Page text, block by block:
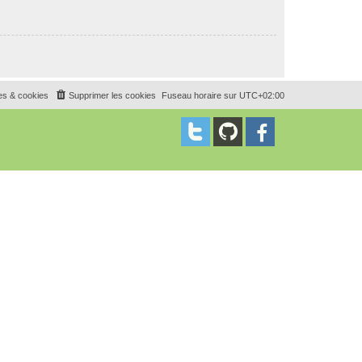
Fuseau horaire sur UTC+02:00
Supprimer les cookies
& cookies